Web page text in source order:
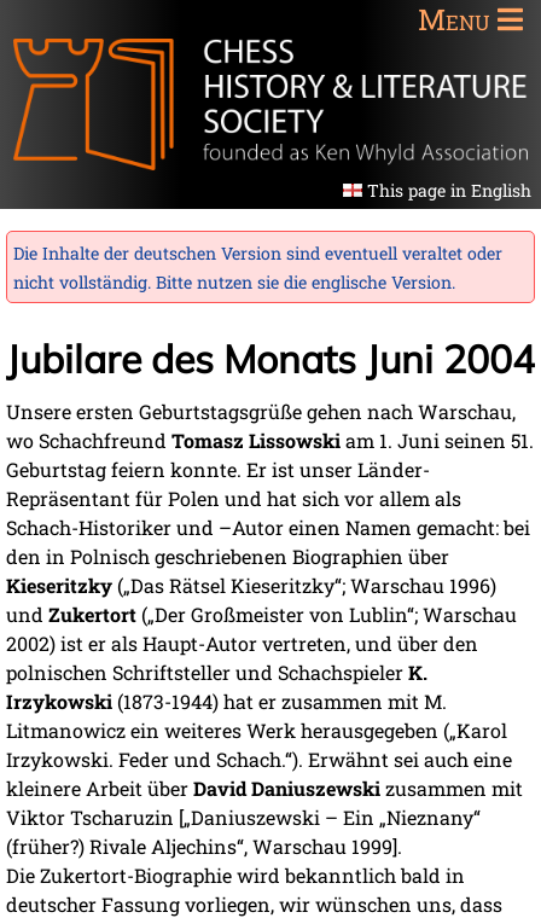
Menu
This page in English
Die Inhalte der deutschen Version sind eventuell veraltet oder
nicht vollständig. Bitte nutzen sie die englische Version.
Jubilare des Monats Juni 2004
Unsere ersten Geburtstagsgrüße gehen nach Warschau,
wo Schachfreund Tomasz Lissowskiam 1. Juni seinen 51.
Geburtstag feiern konnte. Er ist unser Länder-
Repräsentant für Polen und hat sich vor allem als
Schach-Historiker und –Autor einen Namen gemacht: bei
den in Polnisch geschriebenen Biographien über
Kieseritzky(„Das Rätsel Kieseritzky“; Warschau 1996)
und Zukertort(„Der Großmeister von Lublin“; Warschau
2002) ist er als Haupt-Autor vertreten, und über den
polnischen Schriftsteller und SchachspielerK.
Irzykowski(1873-1944) hat er zusammen mit M.
Litmanowicz ein weiteres Werk herausgegeben („Karol
Irzykowski. Feder und Schach.“). Erwähnt sei auch eine
kleinere Arbeit überDavid Daniuszewskizusammen mit
Viktor Tscharuzin [„Daniuszewski – Ein „Nieznany“
(früher?) Rivale Aljechins“, Warschau 1999].
Die Zukertort-Biographie wird bekanntlich bald in
deutscher Fassung vorliegen, wir wünschen uns, dass